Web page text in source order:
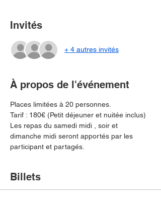
Invités
+ 4 autres invités
À propos de l'événement
Places limitées à 20 personnes.
Tarif : 180€ (Petit déjeuner et nuitée inclus)
Les repas du samedi midi , soir et
dimanche midi seront apportés par les
participant et partagés.
Billets